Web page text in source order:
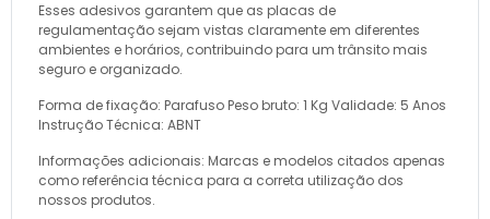
Esses adesivos garantem que as placas de
regulamentação sejam vistas claramente em diferentes
ambientes e horários, contribuindo para um trânsito mais
seguro e organizado.
Forma de fixação: Parafuso Peso bruto: 1 Kg Validade: 5 Anos
Instrução Técnica: ABNT
Informações adicionais: Marcas e modelos citados apenas
como referência técnica para a correta utilização dos
nossos produtos.